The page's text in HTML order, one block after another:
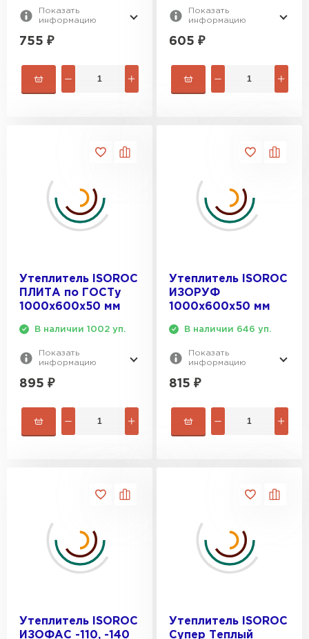
Показать
информацию
755 ₽
Показать
информацию
605 ₽
Утеплитель ISOROC
ПЛИТА по ГОСТу
1000х600х50 мм
В наличии 1002 уп.
Показать
информацию
895 ₽
Утеплитель ISOROC
ИЗОРУФ
1000х600х50 мм
В наличии 646 уп.
Показать
информацию
815 ₽
Утеплитель ISOROC
ИЗОФАС -110, -140
Утеплитель ISOROC
Супер Теплый
ПЕРЕЙТИ
Утеплитель Теплекс
ПЕРЕЙТИ
Рулонная кровля Брит
Утеплитель Knauf
Утеплитель Isoroc
Утеплитель Isover
ПЕРЕЙТИ
Утеплитель Тимплэкс